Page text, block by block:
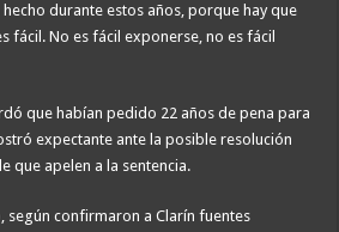
durante estos años, porque hay que
fácil. No es fácil exponerse, no es fácil
que habían pedido 22 años de pena para
expectante ante la posible resolución
que apelen a la sentencia.
según confirmaron a Clarín fuentes